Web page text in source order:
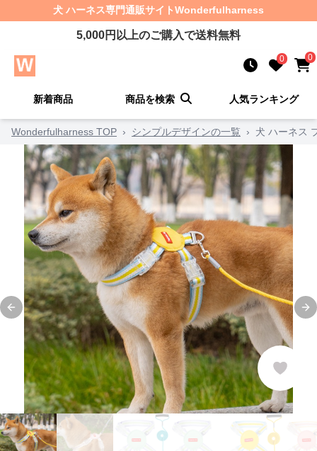
犬 ハーネス専門通販サイトWonderfulharness
5,000円以上のご購入で送料無料
0 0
新着商品 商品を検索 人気ランキング
Wonderfulharness TOP › シンプルデザインの一覧 › 犬 ハーネス
Previous slide